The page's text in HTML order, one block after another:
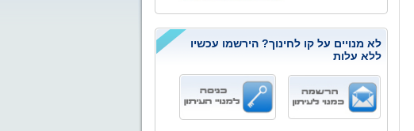
לא מנויים על קו לחינוך? הירשמו עכשיו
ללא עלות